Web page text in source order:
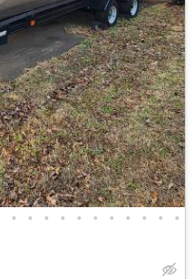
• • • • • • • • • • •